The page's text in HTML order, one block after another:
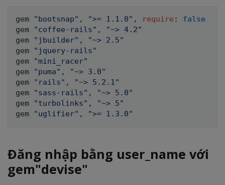
gem "bootsnap" , ">= 1.1.0" , require :
false
gem
"coffee-rails" ,
"~> 4.2"
gem
"jbuilder" ,
"~> 2.5"
gem
"jquery-rails"
gem
"mini_racer"
gem
"puma" ,
"~> 3.0"
gem
"rails" ,
"~> 5.2.1"
gem
"sass-rails" ,
"~> 5.0"
gem
"turbolinks" ,
"~> 5"
gem
"uglifier" , ">= 1.3.0"
Đăng nhập bằng user_name với
gem"devise"